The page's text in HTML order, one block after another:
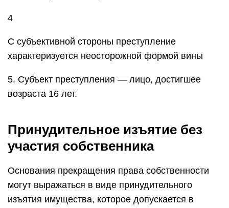
4
С субъективной стороны преступление
характеризуется неосторожной формой вины
5. Субъект преступления — лицо, достигшее
возраста 16 лет.
Принудительное изъятие без
участия собственника
Основания прекращения права собственности
могут выражаться в виде принудительного
изъятия имущества, которое допускается в